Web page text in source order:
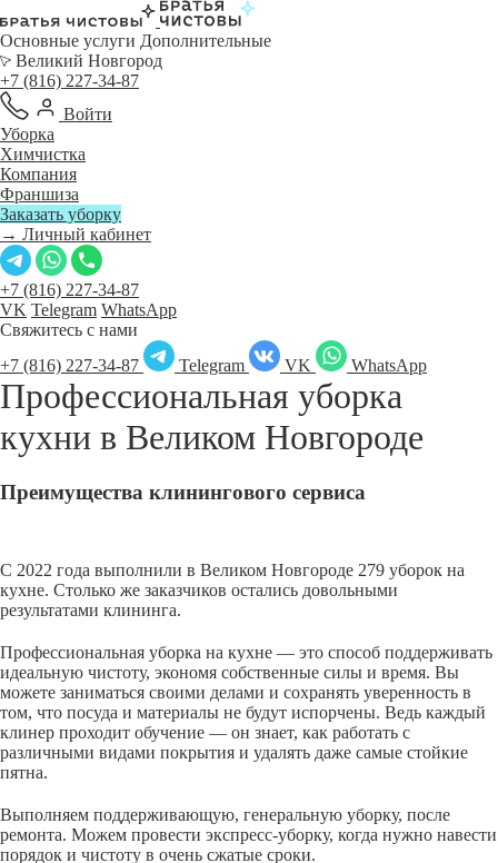
Основные услуги Дополнительные
Великий Новгород
+7 (816) 227-34-87
Войти
Уборка
Химчистка
Компания
Франшиза
Заказать уборку
→ Личный кабинет
+7 (816) 227-34-87
VK Telegram WhatsApp
Свяжитесь с нами
+7 (816) 227-34-87
Telegram VK WhatsApp
Профессиональная уборка
кухни в Великом Новгороде
Преимущества клинингового сервиса
С 2022 года выполнили в Великом Новгороде 279 уборок на
кухне. Столько же заказчиков остались довольными
результатами клининга.
Профессиональная уборка на кухне — это способ поддерживать
идеальную чистоту, экономя собственные силы и время. Вы
можете заниматься своими делами и сохранять уверенность в
том, что посуда и материалы не будут испорчены. Ведь каждый
клинер проходит обучение — он знает, как работать с
различными видами покрытия и удалять даже самые стойкие
пятна.
Выполняем поддерживающую, генеральную уборку, после
ремонта. Можем провести экспресс-уборку, когда нужно навести
порядок и чистоту в очень сжатые сроки.